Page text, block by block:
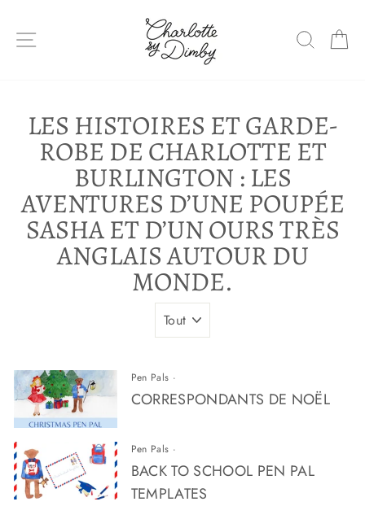
contenu
NAVIGATION DU SITE
LES HISTOIRES ET GARDE-
ROBE DE CHARLOTTE ET
BURLINGTON : LES
AVENTURES D’UNE POUPÉE
SASHA ET D’UN OURS TRÈS
ANGLAIS AUTOUR DU
MONDE.
Pen Pals ·
CORRESPONDANTS DE NOËL
Pen Pals ·
BACK TO SCHOOL PEN PAL
TEMPLATES